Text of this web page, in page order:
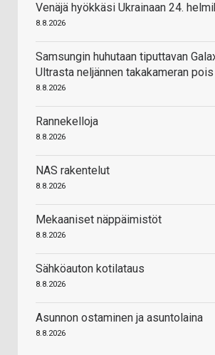
Venäjä hyökkäsi Ukrainaan 24.
8.8.2026
Samsungin huhutaan tiputtavan
Ultrasta neljännen takakameran pois
8.8.2026
Rannekelloja
8.8.2026
NAS rakentelut
8.8.2026
Mekaaniset näppäimistöt
8.8.2026
Sähköauton kotilataus
8.8.2026
Asunnon ostaminen ja asuntolaina
8.8.2026